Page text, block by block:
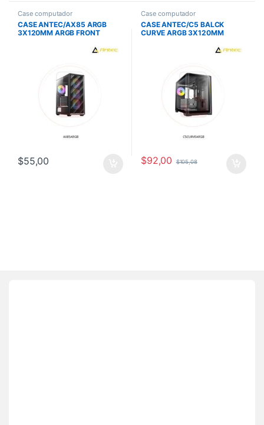
Case computador
CASE ANTEC/AX85 ARGB
3X120MM ARGB FRONT
$55,00
Case computador
CASE ANTEC/C5 BALCK
CURVE ARGB 3X120MM
$92,00 $105,08